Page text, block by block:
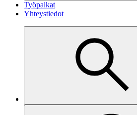
Työpaikat
Yhteystiedot